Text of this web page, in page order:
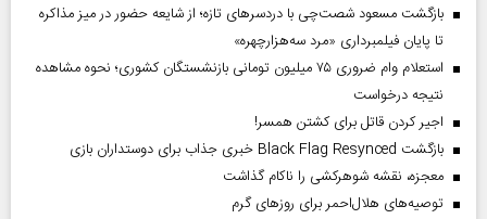
بازگشت مسعود شصت‌چی با دردسر‌های تازه؛ از شایعه حضور در میز مذاکره
تا پایان فیلمبرداری «مرد سه‌هزارچهره»
استعلام وام ضروری ۷۵ میلیون تومانی بازنشستگان کشوری؛ نحوه مشاهده
نتیجه درخواست
اجیر کردن قاتل برای کشتن همسر!
بازگشت Black Flag Resynced خبری جذاب برای دوستداران بازی
معجزه، نقشه شوهرکشی را ناکام گذاشت
توصیه‌های هلال‌احمر برای روز‌های گرم